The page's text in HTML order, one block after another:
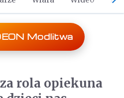
Modlitwa
rola opiekuna